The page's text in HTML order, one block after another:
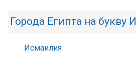
Города Египта на букву И
Исмаилия